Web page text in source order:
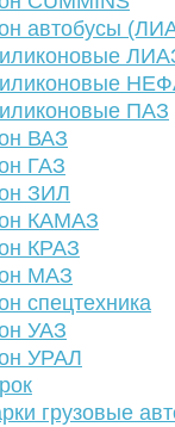
автобусы
ПАЗ
ВАЗ
ГАЗ
ЗИЛ
КАМАЗ
КРАЗ
МАЗ
спецтехника
УАЗ
УРАЛ
грузовые